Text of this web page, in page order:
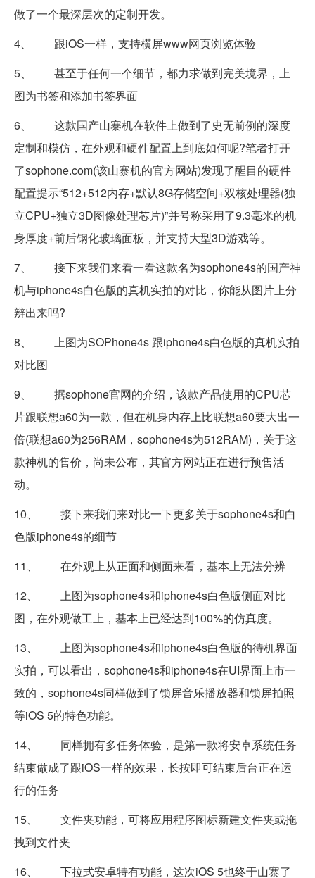
做了一个最深层次的定制开发。
4、 跟iOS一样，支持横屏www网页浏览体验
5、 甚至于任何一个细节，都力求做到完美境界，上
图为书签和添加书签界面
6、 这款国产山寨机在软件上做到了史无前例的深度
定制和模仿，在外观和硬件配置上到底如何呢?笔者打开
了sophone.com(该山寨机的官方网站)发现了醒目的硬件
配置提示“512+512内存+默认8G存储空间+双核处理器(独
立CPU+独立3D图像处理芯片)”并号称采用了9.3毫米的机
身厚度+前后钢化玻璃面板，并支持大型3D游戏等。
7、 接下来我们来看一看这款名为sophone4s的国产神
机与iphone4s白色版的真机实拍的对比，你能从图片上分
辨出来吗?
8、 上图为SOPhone4s 跟iphone4s白色版的真机实拍
对比图
9、 据sophone官网的介绍，该款产品使用的CPU芯
片跟联想a60为一款，但在机身内存上比联想a60要大出一
倍(联想a60为256RAM，sophone4s为512RAM)，关于这
款神机的售价，尚未公布，其官方网站正在进行预售活
动。
10、 接下来我们来对比一下更多关于sophone4s和白
色版iphone4s的细节
11、 在外观上从正面和侧面来看，基本上无法分辨
12、 上图为sophone4s和iphone4s白色版侧面对比
图，在外观做工上，基本上已经达到100%的仿真度。
13、 上图为sophone4s和iphone4s白色版的待机界面
实拍，可以看出，sophone4s和iphone4s在UI界面上市一
致的，sophone4s同样做到了锁屏音乐播放器和锁屏拍照
等iOS 5的特色功能。
14、 同样拥有多任务体验，是第一款将安卓系统任务
结束做成了跟iOS一样的效果，长按即可结束后台正在运
行的任务
15、 文件夹功能，可将应用程序图标新建文件夹或拖
拽到文件夹
16、 下拉式安卓特有功能，这次iOS 5也终于山寨了